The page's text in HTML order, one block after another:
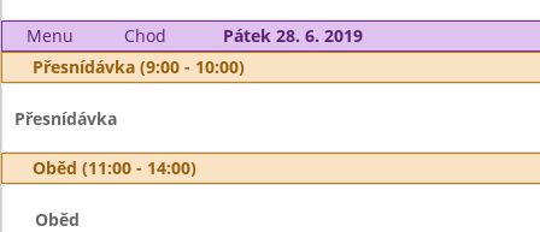
Menu Chod
Pátek 28. 6. 2019
Přesnídávka (9:00 - 10:00)
Přesnídávka
Oběd (11:00 - 14:00)
Oběd